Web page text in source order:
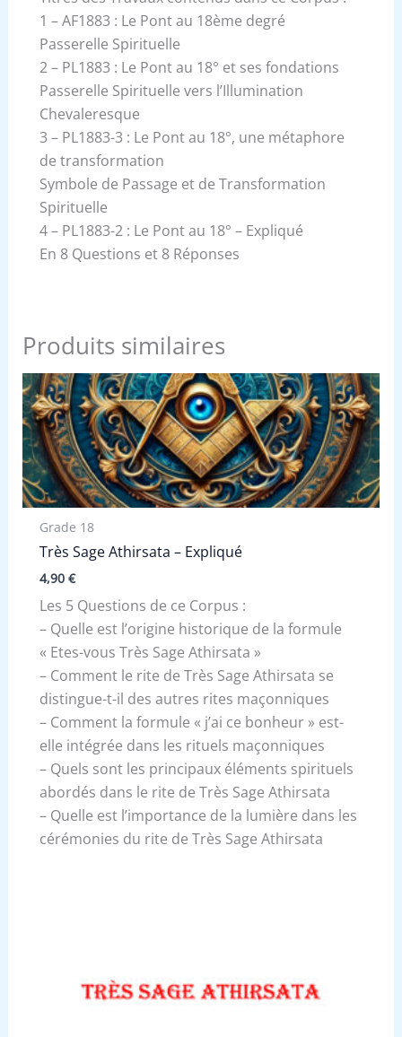
1 – AF1883 : Le Pont au 18ème degré
Passerelle Spirituelle
2 – PL1883 : Le Pont au 18° et ses fondations
Passerelle Spirituelle vers l’Illumination
Chevaleresque
3 – PL1883-3 : Le Pont au 18°, une métaphore
de transformation
Symbole de Passage et de Transformation
Spirituelle
4 – PL1883-2 : Le Pont au 18° – Expliqué
En 8 Questions et 8 Réponses
Produits similaires
Grade 18
Très Sage Athirsata – Expliqué
4,90 €
Les 5 Questions de ce Corpus :
– Quelle est l’origine historique de la formule
« Etes-vous Très Sage Athirsata »
– Comment le rite de Très Sage Athirsata se
distingue-t-il des autres rites maçonniques
– Comment la formule « j’ai ce bonheur » est-
elle intégrée dans les rituels maçonniques
– Quels sont les principaux éléments spirituels
abordés dans le rite de Très Sage Athirsata
– Quelle est l’importance de la lumière dans les
cérémonies du rite de Très Sage Athirsata